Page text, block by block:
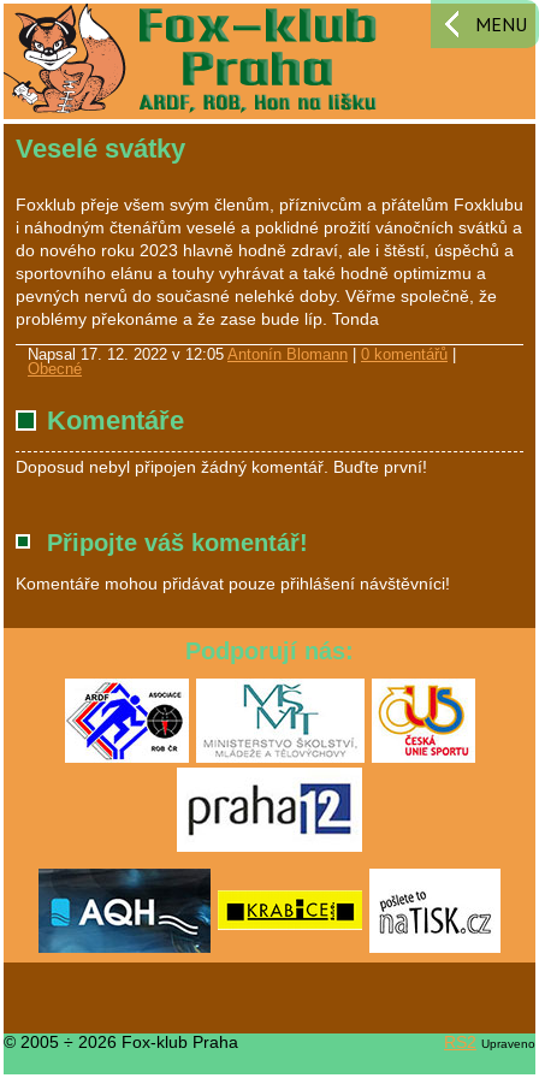
MENU
Veselé svátky
Foxklub přeje všem svým členům, příznivcům a přátelům Foxklubu
i náhodným čtenářům veselé a poklidné prožití vánočních svátků a
do nového roku 2023 hlavně hodně zdraví, ale i štěstí, úspěchů a
sportovního elánu a touhy vyhrávat a také hodně optimizmu a
pevných nervů do současné nelehké doby. Věřme společně, že
problémy překonáme a že zase bude líp. Tonda
Napsal 17. 12. 2022 v 12:05 Antonín Blomann 0 komentářů
Obecné
Komentáře
Doposud nebyl připojen žádný komentář. Buďte první!
Připojte váš komentář!
Komentáře mohou přidávat pouze přihlášení návštěvníci!
Podporují nás:
© 2005 ÷ 2026 Fox-klub Praha RS2 Upraveno